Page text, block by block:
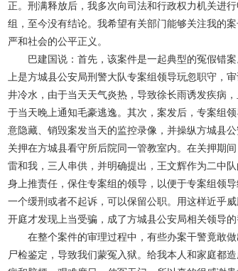
正。刑满释放后，我多次向司法和行政权力机关进
组，至今没有结论。我希望有关部门能够关注我的
严和社会的公平正义。
巴建国说：首先，该案件是一起典型的冤假错
上是方城县公安局刑警大队专案组领导玩忽职守，
井冷水，由于当天天气炎热，导致徐长雨诱发疾病
于当天晚上通知毛豪逃逸。其次，案发后，专案组
意隐藏、销毁案发当天的监控录像，并操纵方城县
关押在方城县看守所后院同一管教室内。在关押期
雷和我，三人串供，并明确提出，王文辉作为二中
身上推责任，保住专案组的领导，以便于专案组领
一个缓刑或者不起诉，可以保留公职。用这样近乎
开庭才发现上当受骗，成了方城县公安局相关领导的
在整个案件的审理过程中，有些办案干警竟敢
尸检鉴定，导致我们蒙冤入狱。给我本人和家庭都